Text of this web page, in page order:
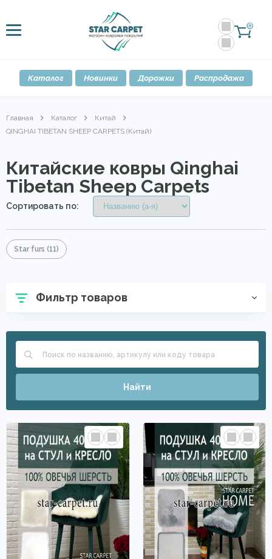
0
Каталог Новинки Дорожки Распродажа
Главная Каталог
Китай
QINGHAI TIBETAN SHEEP CARPETS (Китай)
Китайские ковры Qinghai
Tibetan Sheep Carpets
Сортировать по:
Star furs (11)
Фильтр товаров
Найти